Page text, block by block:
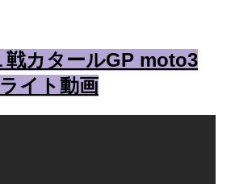
戦カタールGP moto3
イト動画